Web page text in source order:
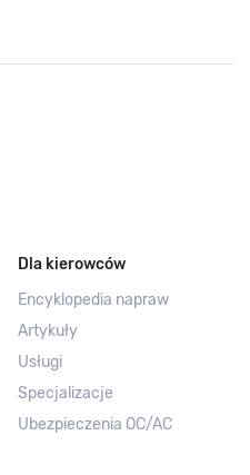
Dla kierowców
Encyklopedia napraw
Artykuły
Usługi
Specjalizacje
Ubezpieczenia OC/AC